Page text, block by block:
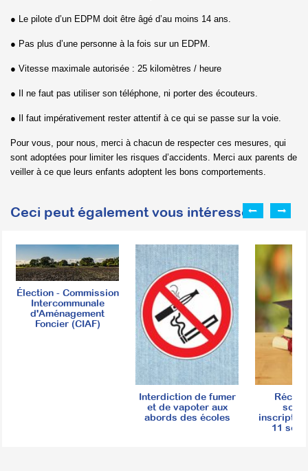
● Le pilote d’un EDPM doit être âgé d’au moins 14 ans.
● Pas plus d’une personne à la fois sur un EDPM.
● Vitesse maximale autorisée : 25 kilomètres / heure
● Il ne faut pas utiliser son téléphone, ni porter des écouteurs.
● Il faut impérativement rester attentif à ce qui se passe sur la voie.
Pour vous, pour nous, merci à chacun de respecter ces mesures, qui
sont adoptées pour limiter les risques d’accidents. Merci aux parents de
veiller à ce que leurs enfants adoptent les bons comportements.
Ceci peut également vous intéresser :
Élection - Commission
Intercommunale
d'Aménagement
Foncier (CIAF)
Interdiction de fumer
et de vapoter aux
abords des écoles
11